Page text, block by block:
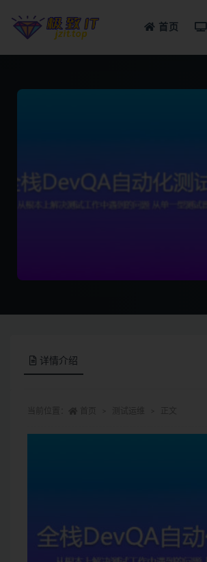
首页
详情介绍